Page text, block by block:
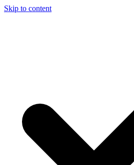
Skip to content